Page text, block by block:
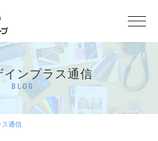
インプラス通信
BLOG
ス通信